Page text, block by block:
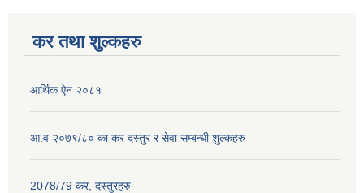
कर तथा शुल्कहरु
आर्थिक ऐन २०८१
आ.व २०७९/८० का कर दस्तुर र सेवा सम्बन्धी शुल्कहरु
2078/79 कर, दस्तुरहरु